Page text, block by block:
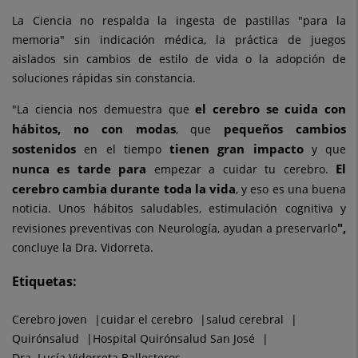
La Ciencia no respalda la ingesta de pastillas "para la
memoria" sin indicación médica, la práctica de juegos
aislados sin cambios de estilo de vida o la adopción de
soluciones rápidas sin constancia.
"La ciencia nos demuestra queel cerebro se cuida con
hábitos, no con modas, que pequeños cambios
sostenidos en el tiempo tienen gran impacto y que
nunca es tarde para empezar a cuidar tu cerebro. El
cerebro cambia durante toda la vida, y eso es una buena
noticia. Unos hábitos saludables, estimulación cognitiva y
revisiones preventivas con Neurología, ayudan a preservarlo",
concluye la Dra. Vidorreta.
Etiquetas:
Cerebro joven cuidar el cerebro
salud cerebral
Quirónsalud
Hospital Quirónsalud San José